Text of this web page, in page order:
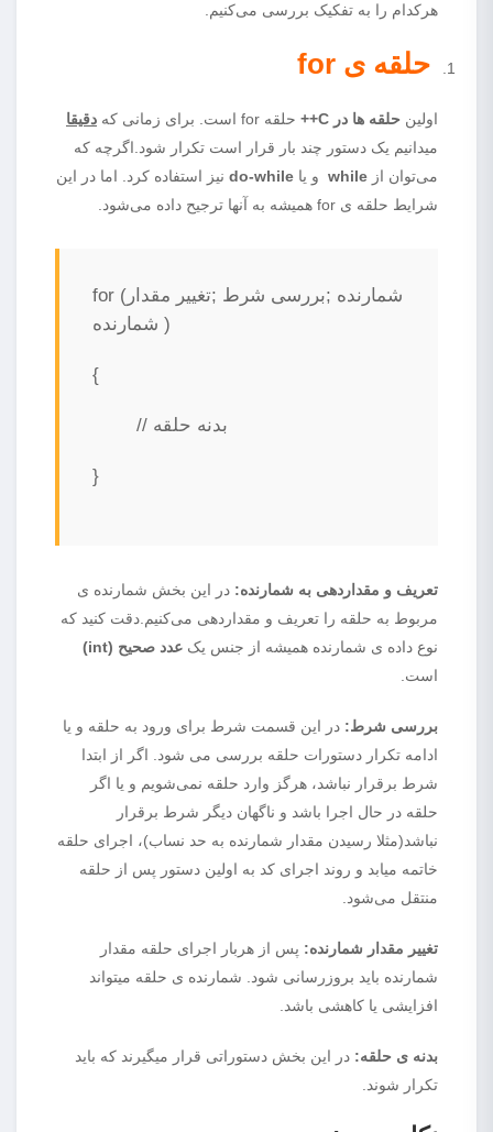
هرکدام را به تفکیک بررسی می‌کنیم.
حلقه ی for
اولین حلقه‌ ها در C++ حلقه for است. برای زمانی که
دقیقا
میدانیم یک دستور چند بار قرار است تکرار شود.اگرچه که
می‌توان از while و یا do-while نیز استفاده کرد. اما در این
شرایط حلقه ی for همیشه به آنها ترجیح داده می‌شود.
for (شمارنده ;بررسی شرط ;تغییر مقدار
شمارنده )
{
// بدنه حلقه
}
تعریف و مقداردهی به شمارنده: در این بخش شمارنده ی
مربوط به حلقه را تعریف و مقداردهی می‌کنیم.دقت کنید که
نوع داده ی شمارنده همیشه از جنس یک عدد صحیح (int)
است.
بررسی شرط: در این قسمت شرط برای ورود به حلقه و یا
ادامه تکرار دستورات حلقه بررسی می شود. اگر از ابتدا
شرط برقرار نباشد، هرگز وارد حلقه نمی‌شویم و یا اگر
حلقه در حال اجرا باشد و ناگهان دیگر شرط برقرار
نباشد(مثلا رسیدن مقدار شمارنده به حد نساب)، اجرای حلقه
خاتمه میابد و روند اجرای کد به اولین دستور پس از حلقه
منتقل می‌شود.
تغییر مقدار شمارنده: پس از هربار اجرای حلقه مقدار
شمارنده باید بروزرسانی شود. شمارنده ی حلقه میتواند
افزایشی یا کاهشی باشد.
بدنه ی حلقه: در این بخش دستوراتی قرار میگیرند که باید
تکرار شوند.